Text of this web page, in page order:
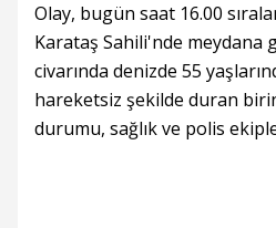
Olay, bugün saat 16.00
Karataş Sahili'nde meydana
civarında denizde 55
hareketsiz şekilde duran
durumu, sağlık ve polis